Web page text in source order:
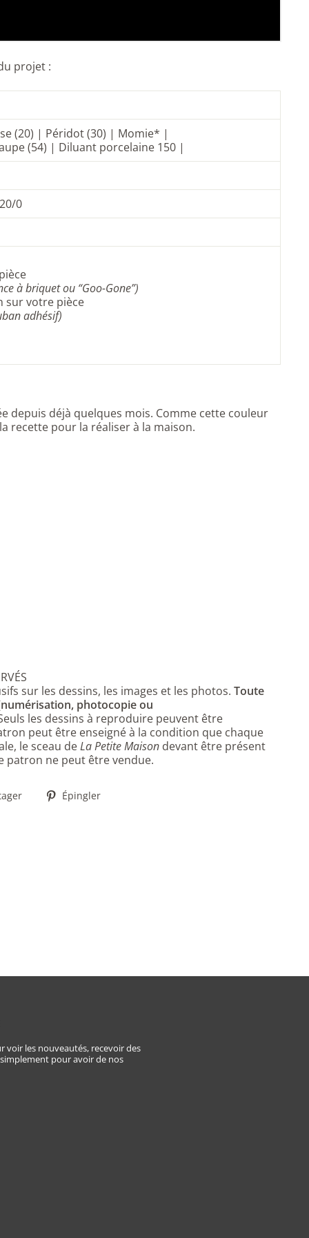
projet :
(20) | Péridot (30) | Momie* |
(54) | Diluant porcelaine 150 |
0
à briquet ou “Goo-Gone”)
sur votre pièce
adhésif)
depuis déjà quelques mois. Comme cette couleur
recette pour la réaliser à la maison.
sur les dessins, les images et les photos. Toute
photocopie ou
les dessins à reproduire peuvent être
peut être enseigné à la condition que chaque
le sceau deLa Petite Maison devant être présent
patron ne peut être vendue.
PartagerÉpingler
voir les nouveautés, recevoir des
pour avoir de nos